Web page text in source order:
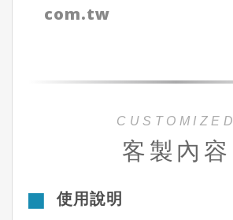
com.tw
CUSTOMIZED
客製內容
使用說明